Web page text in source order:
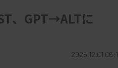
、GPT→ALTに
2025.12.01